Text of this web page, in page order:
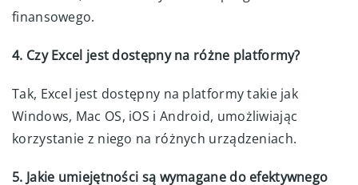
finansowego.
4. Czy Excel jest dostępny na różne platformy?
Tak, Excel jest dostępny na platformy takie jak
Windows, Mac OS, iOS i Android, umożliwiając
korzystanie z niego na różnych urządzeniach.
5. Jakie umiejętności są wymagane do efektywnego